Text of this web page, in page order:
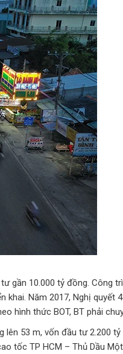
gần 10.000 tỷ đồng. Công
Năm 2017, Nghị quyết
hình thức BOT, BT phải
53 m, vốn đầu tư 2.200
tốc TP HCM – Thủ Dầu